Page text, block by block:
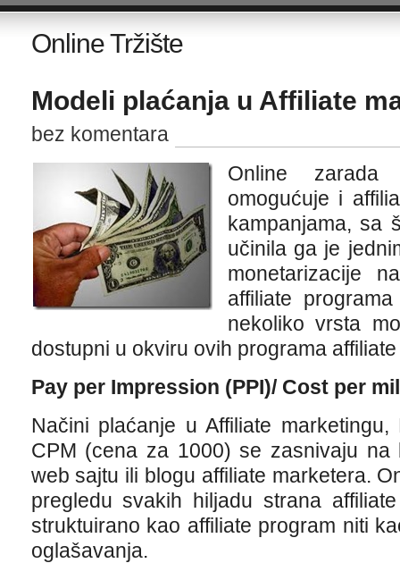
Online Tržište
Modeli plaćanja u Affiliate
bez komentara
Online zarada
omogućuje i
kampanjama, sa
učinila ga je
monetarizacije
affiliate
nekoliko vrsta
dostupni u okviru ovih programa
Pay per Impression (PPI)/ Cost per
Načini plaćanje u Affiliate
CPM (cena za 1000) se zasnivaju na
web sajtu ili blogu affiliate marketera.
pregledu svakih hiljadu strana
struktuirano kao affiliate program niti
oglašavanja.